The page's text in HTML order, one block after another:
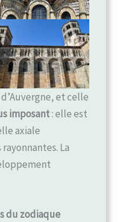
et celle
imposant: elle est
axiale
La
du zodiaque